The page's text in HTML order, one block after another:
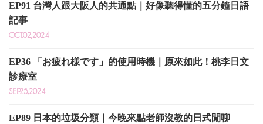
EP91 台灣人跟大阪人的共通點｜好像聽得懂的五分鐘日語
記事
OCT.02,2024
EP36 「お疲れ様です」的使用時機｜原來如此！桃李日文
診療室
SEP.25,2024
EP89 日本的垃圾分類｜今晚來點老師沒教的日式閒聊